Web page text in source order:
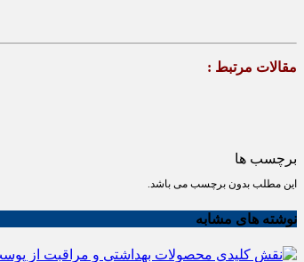
مقالات مرتبط :
برچسب ها
این مطلب بدون برچسب می باشد.
نوشته های مشابه